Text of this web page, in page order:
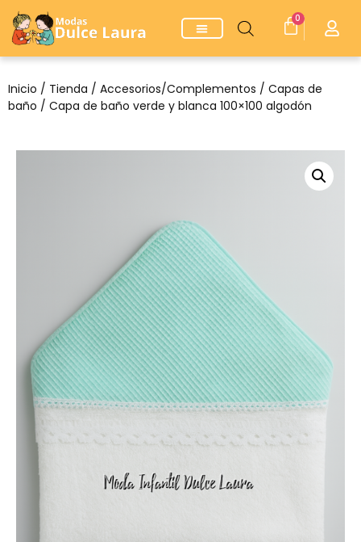
0
Inicio / Tienda / Accesorios/Complementos / Capas de
baño / Capa de baño verde y blanca 100×100 algodón